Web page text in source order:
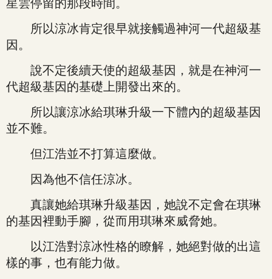
星雲停留的那段時間。
所以涼冰肯定很早就接觸過神河一代超級基
因。
說不定後續天使的超級基因，就是在神河一
代超級基因的基礎上開發出來的。
所以讓涼冰給琪琳升級一下體內的超級基因
並不難。
但江浩並不打算這麼做。
因為他不信任涼冰。
真讓她給琪琳升級基因，她說不定會在琪琳
的基因裡動手腳，從而用琪琳來威脅她。
以江浩對涼冰性格的瞭解，她絕對做的出這
樣的事，也有能力做。